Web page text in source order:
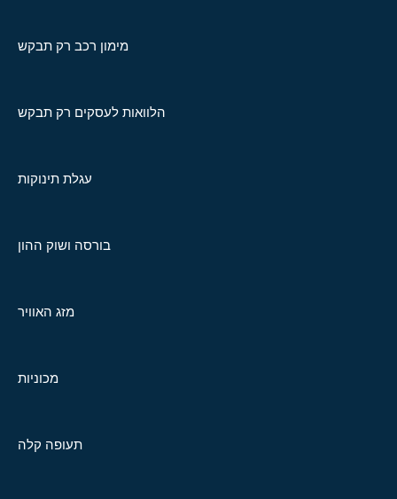
מימון רכב רק תבקש
הלוואות לעסקים רק תבקש
עגלת תינוקות
בורסה ושוק ההון
מזג האוויר
מכוניות
תעופה קלה